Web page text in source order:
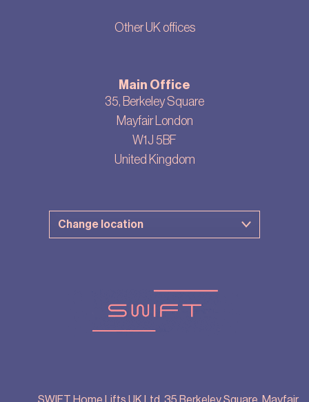
Other UK offices
Main Office
35, Berkeley Square
Mayfair London
W1J 5BF
United Kingdom